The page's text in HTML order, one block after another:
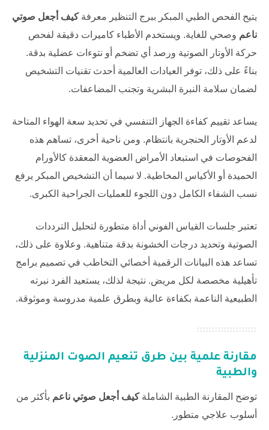
يتيح الفحص الطبي المبكر ببرج التنظير معرفةكيف أجعل صوتي
ناعم وصحي للغاية. ويستخدم الأطباء كاميرات دقيقة لفحص
حركة الأوتار الصوتية ورصد أي تضخم أو نتوءات عضلية بدقة.
بناءً على ذلك، توفر العيادات العالمية أحدث تقنيات التشخيص
لضمان سلامة النبرة البشرية وتجنب المضاعفات.
يساعد تقييم كفاءة الجهاز التنفسي في تحديد سعة الهواء المتاحة
لدعم الأوتار الحنجرية بانتظام. ومن ناحية أخرى، تساهم هذه
الفحوصات في استبعاد الأمراض العضوية المعقدة كالأورام
الحميدة أو الأكياس المخاطية. لا سيما أن التشخيص المبكر يرفع
نسب الشفاء الكامل دون اللجوء للعمليات الجراحية الكبرى.
تعتبر جلسات القياس الفوني أداة متطورة لتحليل الترددات
الصوتية وتحديد درجات الخشونة بدقة متناهية. وعلاوة على ذلك،
تساعد هذه البيانات الرقمية أخصائي التخاطب في تصميم برامج
تأهيلية مخصصة لكل مريض. نتيجة لذلك، يستعيد الفرد نبرته
الطبيعية الناعمة بكفاءة عالية وبطرق علمية مدروسة وموثوقة.
مقارنة علمية بين طرق تنعيم الصوت المنزلية
والطبية
توضح المقارنة الطبية الشاملةكيف أجعل صوتي ناعم بأكثر من
أسلوب علاجي متطور.